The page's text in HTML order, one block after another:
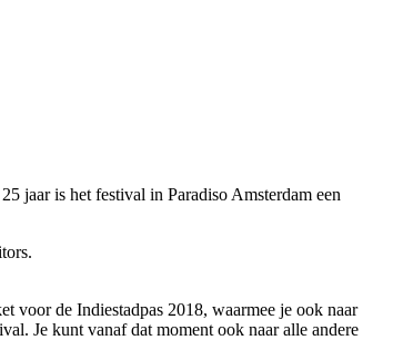
jaar is het festival in Paradiso Amsterdam een
voor de Indiestadpas 2018, waarmee je ook naar
Je kunt vanaf dat moment ook naar alle andere